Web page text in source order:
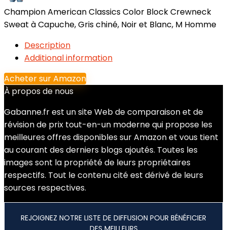
Champion American Classics Color Block Crewneck
Sweat à Capuche, Gris chiné, Noir et Blanc, M Homme
Description
Additional information
Acheter sur Amazon
À propos de nous
Gabanne.fr est un site Web de comparaison et de
révision de prix tout-en-un moderne qui propose les
meilleures offres disponibles sur Amazon et vous tient
au courant des derniers blogs ajoutés. Toutes les
images sont la propriété de leurs propriétaires
respectifs. Tout le contenu cité est dérivé de leurs
sources respectives.
REJOIGNEZ NOTRE LISTE DE DIFFUSION POUR BÉNÉFICIER